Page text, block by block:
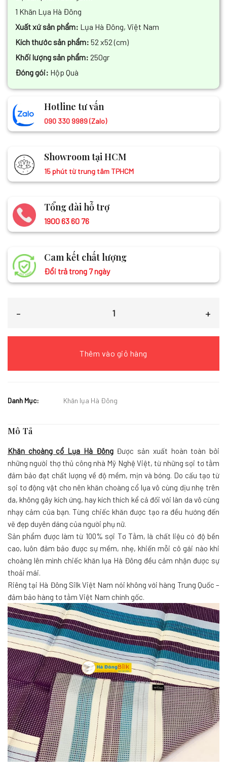
1 Khăn Lụa Hà Đông
Xuất xứ sản phẩm: Lụa Hà Đông, Việt Nam
Kích thước sản phẩm: 52 x52 (cm)
Khối lượng sản phẩm: 250gr
Đóng gói: Hộp Quà
Hotline tư vấn
090 330 9989 (Zalo)
Showroom tại HCM
15 phút từ trung tâm TPHCM
Tổng đài hỗ trợ
1900 63 60 76
Cam kết chất lượng
Đổi trả trong 7 ngày
Thêm vào giỏ hàng
Danh Mục: Khăn lụa Hà Đông
Mô Tả
Khăn choàng cổ Lụa Hà ĐôngĐược sản xuất hoàn toàn bởi
những người thợ thủ công nhà Mỹ Nghệ Việt, từ những sợi tơ tằm
đảm bảo đạt chất lượng về độ mềm, mịn và bóng. Do cấu tạo từ
sợi tơ động vật cho nên khăn choàng cổ lụa vô cùng dịu nhẹ trên
da, không gây kích ứng, hay kích thích kể cả đối với làn da vô cùng
nhạy cảm của bạn. Từng chiếc khăn được tạo ra đều hướng đến
vẽ đẹp duyên dáng của người phụ nữ.
Sản phẩm được làm từ 100% sợi Tơ Tằm, là chất liệu có độ bền
cao, luôn đảm bảo được sự mềm, nhẹ, khiến mỗi cô gái nào khi
choàng lên mình chiếc khăn lụa Hà Đông đều cảm nhận được sự
thoải mái.
Riêng tại Hà Đông Silk Việt Nam nói không với hàng Trung Quốc –
đảm bảo hàng tơ tằm Việt Nam chính gốc.